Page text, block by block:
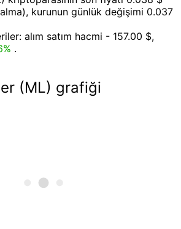
kurunun günlük değişimi 0.037
alım satım hacmi - 157.00 $,
.
(ML) grafiği